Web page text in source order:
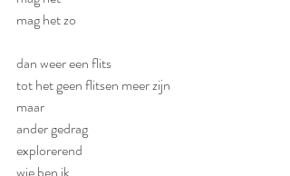
mag het zo
dan weer een flits
tot het geen flitsen meer zijn
maar
ander gedrag
explorerend